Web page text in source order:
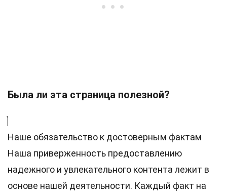
Была ли эта страница полезной?
Наше обязательство к достоверным фактам
Наша приверженность предоставлению
надежного и увлекательного контента лежит в
основе нашей деятельности. Каждый факт на